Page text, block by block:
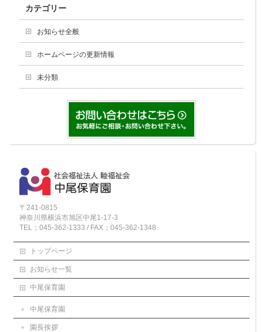
カテゴリー
お知らせ全般
ホームページの更新情報
未分類
〒241-0815
神奈川県横浜市旭区中尾1-17-3
TEL；045-362-1333 / FAX；045-362-1348
トップページ
お知らせ一覧
中尾保育園
中尾保育園
園長挨拶